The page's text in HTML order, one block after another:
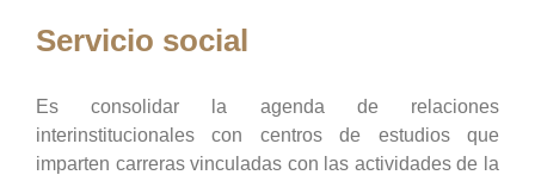
Servicio social
Es consolidar la agenda de relaciones
interinstitucionales con centros de estudios que
imparten carreras vinculadas con las actividades de la